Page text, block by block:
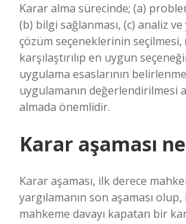
Karar alma sürecinde; (a)
(b) bilgi sağlanması, (c) analiz
çözüm seçeneklerinin seçilmesi,
karşılaştırılıp en uygun
uygulama esaslarının
uygulamanın değerlendirilmesi
almada önemlidir.
Karar aşaması
Karar aşaması, ilk derece
yargılamanın son aşaması
mahkeme davayı kapatan bir